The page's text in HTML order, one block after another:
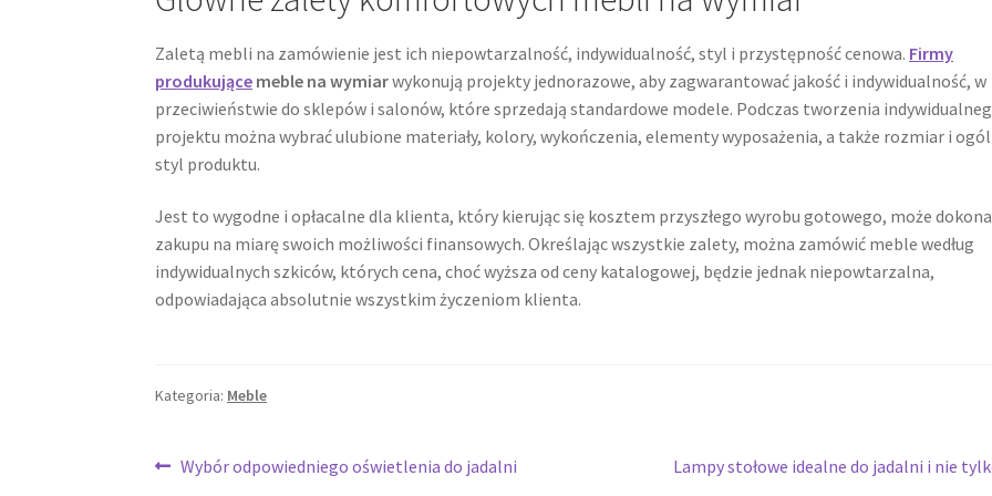
Zaletą mebli na zamówienie jest ich niepowtarzalność, indywidualność, styl i przystępność cenowa. Firmy
produkujące meble na wymiarwykonują projekty jednorazowe, aby zagwarantować jakość i indywidualność, w
przeciwieństwie do sklepów i salonów, które sprzedają standardowe modele. Podczas tworzenia
projektu można wybrać ulubione materiały, kolory, wykończenia, elementy wyposażenia, a także rozmiar i
styl produktu.
Jest to wygodne i opłacalne dla klienta, który kierując się kosztem przyszłego wyrobu gotowego, może
zakupu na miarę swoich możliwości finansowych. Określając wszystkie zalety, można zamówić meble według
indywidualnych szkiców, których cena, choć wyższa od ceny katalogowej, będzie jednak niepowtarzalna,
odpowiadająca absolutnie wszystkim życzeniom klienta.
Kategoria: Meble
Nawigacja
Poprzedni
Wybór odpowiedniego oświetlenia do jadalni
Następny
Lampy stołowe idealne do jadalni i nie